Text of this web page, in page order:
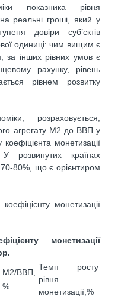
показника рівня
реальні гроші, який у
довіри суб’єктів
одиниці: чим вищим є
за інших рівних умов є
рахунку, рівень
рівнем розвитку
розраховується,
агрегату М2 до ВВП у
монетизації
розвинутих країнах
70-80%, що є орієнтиром
монетизації
монетизації
М2/ВВП,
%
Темп росту
рівня
монетизації,%